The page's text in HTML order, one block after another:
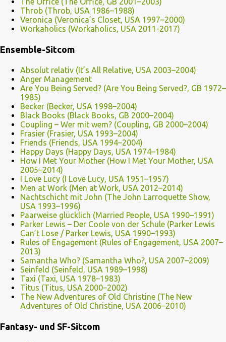
Throb (Throb, USA 1986–1988)
Veronica (Veronica’s Closet, USA 1997–2000)
Workaholics (Workaholics, USA 2011-2017)
Ensemble-Sitcom
Absolut relativ (It’s All Relative, USA 2003–2004)
Anger Management
Are You Being Served? (Are You Being Served?, GB 1972–
1985)
Becker (Becker, USA 1998–2004)
Black Books (Black Books, GB 2000–2004)
Coupling – Wer mit wem? (Coupling, GB 2000–2004)
Frasier (Frasier, USA 1993–2004)
Friends (Friends, USA 1994–2004)
Happy Days (Happy Days, USA 1974–1984)
How I Met Your Mother (How I Met Your Mother, USA
2005–2014)
I Love Lucy (I Love Lucy, USA 1951–1957)
Men at Work (Men at Work, USA 2012–2014)
Nachtschicht mit John (The John Larroquette Show,
USA 1993–1996)
Paarweise glücklich (Married People, USA 1990–1991)
Parker Lewis – Der Coole von der Schule (Parker Lewis
Can’t Lose / Parker Lewis, USA 1990–1993)
Rules of Engagement (Rules of Engagement, USA 2007–
2013)
Samantha Who? (Samantha Who?, USA 2007–2009)
Seinfeld (Seinfeld, USA 1989–1998)
Taxi (Taxi, USA 1978–1983)
Titus (Titus, USA 2000–2002)
The New Adventures of Old Christine (The New
Adventures of Old Christine, USA 2006–2010)
Fantasy- und SF-Sitcom